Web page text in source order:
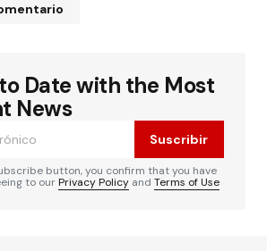
correo electrónico no será
campos obligatorios están
*
Date with the Most
News
Suscribir
button, you confirm that you have
to ourPrivacy Policy and Terms of Use